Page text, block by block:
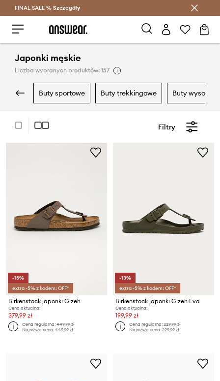
Oszczędzaj z Answear Club >
FINAL SALE % Szczegóły
Japonki męskie
Liczba wybranych produktów: 157
buty sportowe buty trekkingowe buty wysokie
Filtry
-15%
extra -5% z kodem: OFF*
Birkenstock japonki Gizeh
Cena aktualna:
379,99 zł
Cena regularna:449,99 zł
Najniższa cena:449,99 zł
-13%
extra -5% z kodem: OFF*
Birkenstock japonki Gizeh Eva
Cena aktualna:
199,99 zł
Cena regularna:229,99 zł
Najniższa cena:229,99 zł